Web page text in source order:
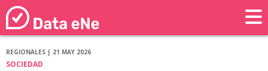
REGIONALES | 21 MAY 2026
SOCIEDAD